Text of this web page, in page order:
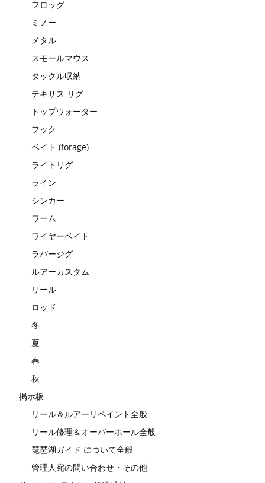
フロッグ
ミノー
メタル
スモールマウス
タックル収納
テキサス リグ
トップウォーター
フック
ベイト (forage)
ライトリグ
ライン
シンカー
ワーム
ワイヤーベイト
ラバージグ
ルアーカスタム
リール
ロッド
冬
夏
春
秋
掲示板
リール＆ルアーリペイント全般
リール修理＆オーバーホール全般
琵琶湖ガイド について全般
管理人宛の問い合わせ・その他